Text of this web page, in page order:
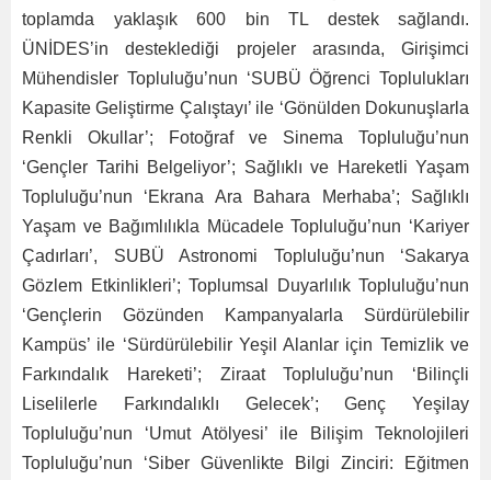
toplamda yaklaşık 600 bin TL destek sağlandı.
ÜNİDES’in desteklediği projeler arasında, Girişimci
Mühendisler Topluluğu’nun ‘SUBÜ Öğrenci Toplulukları
Kapasite Geliştirme Çalıştayı’ ile ‘Gönülden Dokunuşlarla
Renkli Okullar’; Fotoğraf ve Sinema Topluluğu’nun
‘Gençler Tarihi Belgeliyor’; Sağlıklı ve Hareketli Yaşam
Topluluğu’nun ‘Ekrana Ara Bahara Merhaba’; Sağlıklı
Yaşam ve Bağımlılıkla Mücadele Topluluğu’nun ‘Kariyer
Çadırları’, SUBÜ Astronomi Topluluğu’nun ‘Sakarya
Gözlem Etkinlikleri’; Toplumsal Duyarlılık Topluluğu’nun
‘Gençlerin Gözünden Kampanyalarla Sürdürülebilir
Kampüs’ ile ‘Sürdürülebilir Yeşil Alanlar için Temizlik ve
Farkındalık Hareketi’; Ziraat Topluluğu’nun ‘Bilinçli
Liselilerle Farkındalıklı Gelecek’; Genç Yeşilay
Topluluğu’nun ‘Umut Atölyesi’ ile Bilişim Teknolojileri
Topluluğu’nun ‘Siber Güvenlikte Bilgi Zinciri: Eğitmen